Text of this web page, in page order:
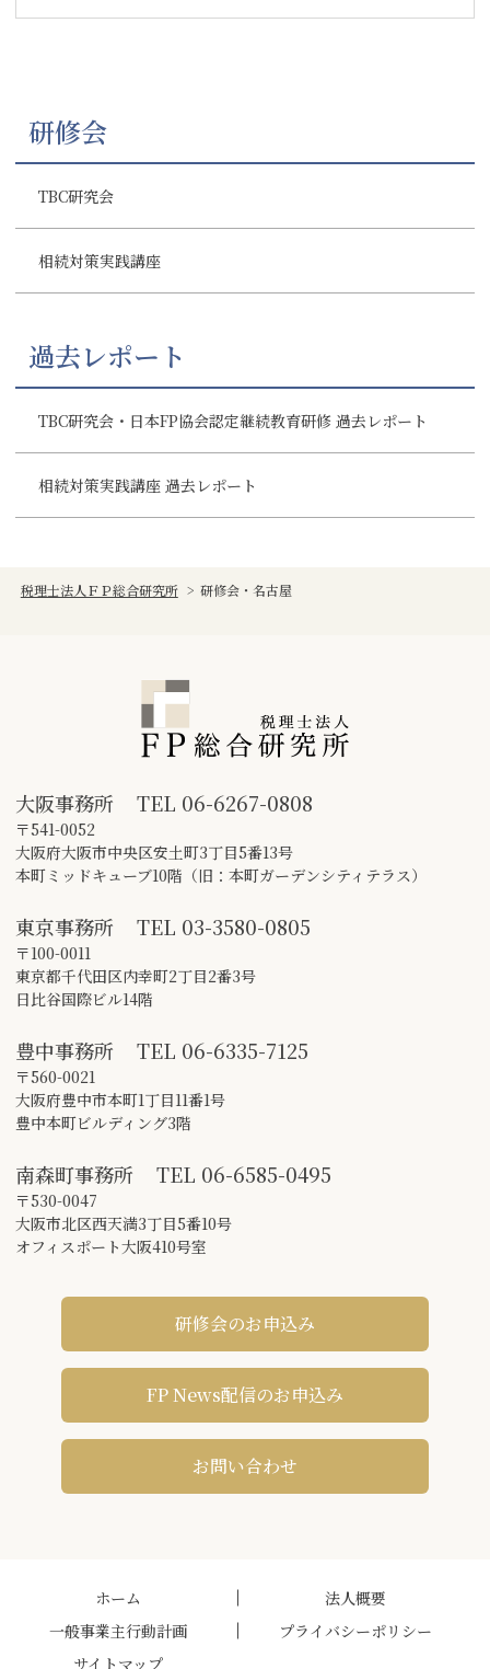
研修会
TBC研究会
相続対策実践講座
過去レポート
TBC研究会・日本FP協会認定継続教育研修 過去レポート
相続対策実践講座 過去レポート
税理士法人ＦＰ総合研究所 > 研修会・名古屋
大阪事務所 TEL 06-6267-0808
〒541-0052
大阪府大阪市中央区安土町3丁目5番13号
本町ミッドキューブ10階（旧：本町ガーデンシティテラス）
東京事務所 TEL 03-3580-0805
〒100-0011
東京都千代田区内幸町2丁目2番3号
日比谷国際ビル14階
豊中事務所 TEL 06-6335-7125
〒560-0021
大阪府豊中市本町1丁目11番1号
豊中本町ビルディング3階
南森町事務所 TEL 06-6585-0495
〒530-0047
大阪市北区西天満3丁目5番10号
オフィスポート大阪410号室
研修会のお申込み
FP News配信のお申込み
お問い合わせ
ホーム
法人概要
一般事業主行動計画
プライバシーポリシー
サイトマップ